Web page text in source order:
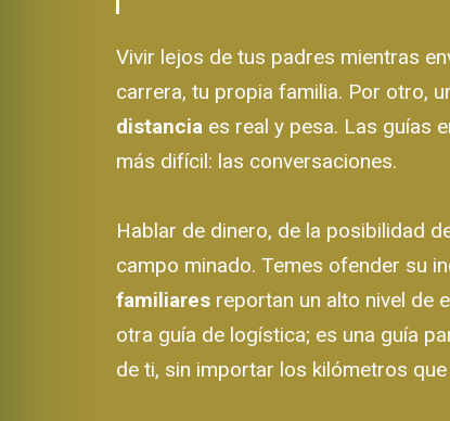
Vivir lejos de tus padres mientras
carrera, tu propia familia. Por otro,
distancia es real y pesa. Las guías
más difícil: las conversaciones.
Hablar de dinero, de la posibilidad
campo minado. Temes ofender su
familiares reportan un alto nivel de
otra guía de logística; es una guía
de ti, sin importar los kilómetros